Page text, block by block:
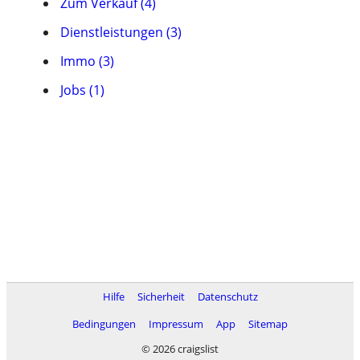
Dienstleistungen (3)
Immo (3)
Jobs (1)
Hilfe Sicherheit
Datenschutz
Bedingungen
Impressum App
Sitemap
© 2026 craigslist